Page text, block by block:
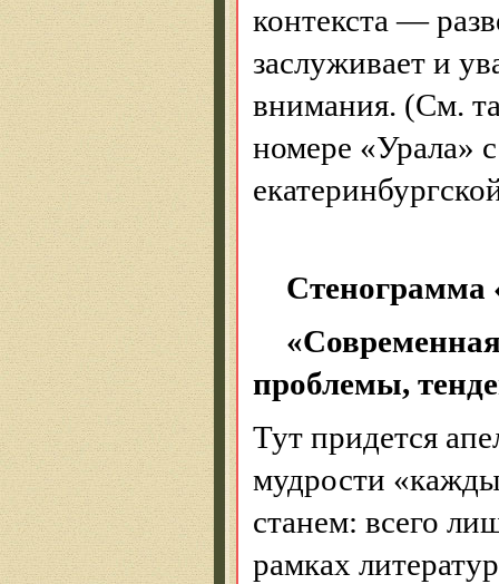
контекста —
заслуживает и
внимания. (См.
номере «Урала»
Стенограмма
проблемы,
Тут придется
мудрости
станем: всего
рамках